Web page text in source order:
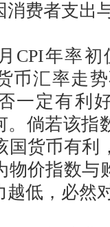
消费者支出
年率初
币汇率走
一定有利
。倘若该指
国货币有利
物价指数与
越低，必然